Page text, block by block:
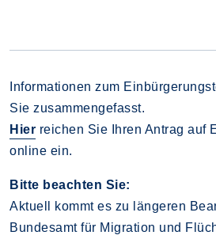
Informationen zum
Sie zusammengefasst.
Hier reichen Sie Ihren Antrag auf
online ein.
Bitte beachten Sie:
Aktuell kommt es zu längeren
Bundesamt für Migration und